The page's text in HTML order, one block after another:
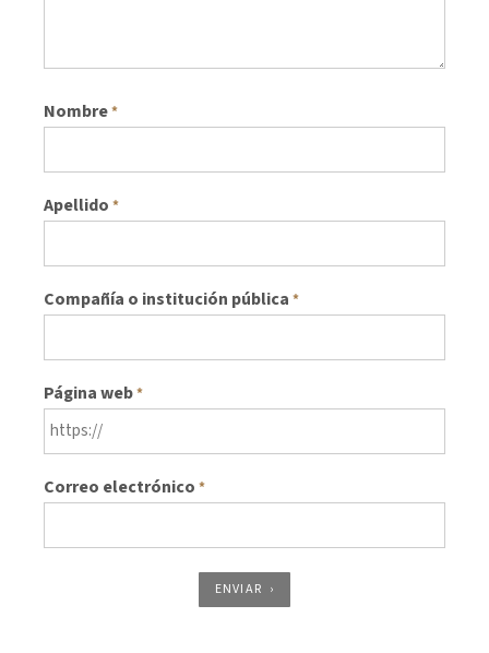
Nombre*
Apellido *
Compañía o institución pública *
Página web*
Correo electrónico *
ENVIAR